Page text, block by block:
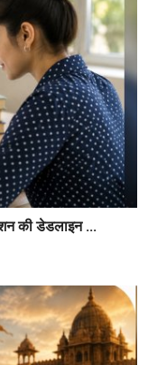
की डेडलाइन ...